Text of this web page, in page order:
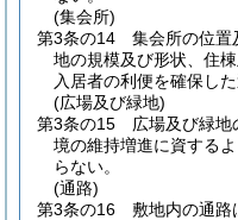
(集会所)
第3条の14
集会所の位置
地の規模及び形状、住
入居者の利便を確保し
(広場及び緑地)
第3条の15
広場及び緑
境の維持増進に資する
らない。
(通路)
第3条の16
敷地内の通路